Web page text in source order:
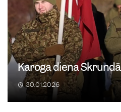
Karoga diena Skrundā
30.01.2026